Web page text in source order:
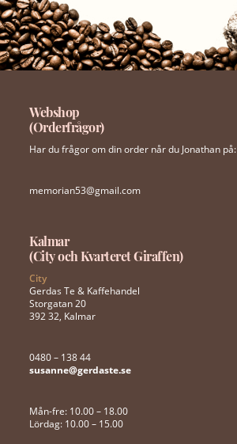
Webshop
(Orderfrågor)
Har du frågor om din order når du Jonathan på:
memorian53@gmail.com
Kalmar
(City och Kvarteret Giraffen)
City
Gerdas Te & Kaffehandel
Storgatan 20
392 32, Kalmar
0480 – 138 44
susanne@gerdaste.se
Mån-fre: 10.00 – 18.00
Lördag: 10.00 – 15.00